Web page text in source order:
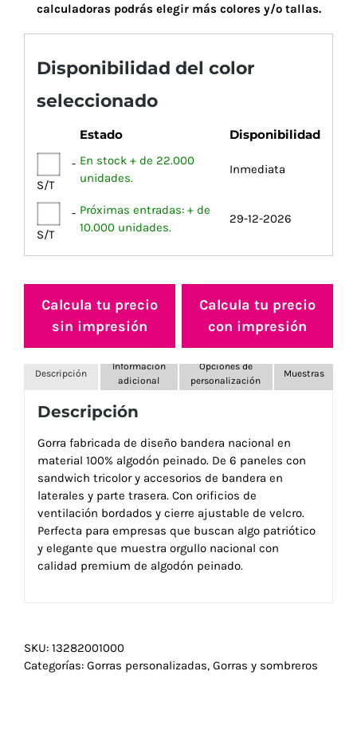
calculadoras podrás elegir más colores y/o tallas.
Disponibilidad del color
seleccionado
Estado Disponibilidad
-
S/T
En stock + de 22.000
unidades.
Inmediata
-
S/T
Próximas entradas: + de
10.000 unidades.
29-12-2026
Calcula tu precio
sin impresión
Calcula tu precio
con impresión
Descripción
Información
adicional
Opciones de
personalización
Muestras
Descripción
Gorra fabricada de diseño bandera nacional en
material 100% algodón peinado. De 6 paneles con
sandwich tricolor y accesorios de bandera en
laterales y parte trasera. Con orificios de
ventilación bordados y cierre ajustable de velcro.
Perfecta para empresas que buscan algo patriótico
y elegante que muestra orgullo nacional con
calidad premium de algodón peinado.
SKU: 13282001000
Categorías: Gorras personalizadas, Gorras y sombreros